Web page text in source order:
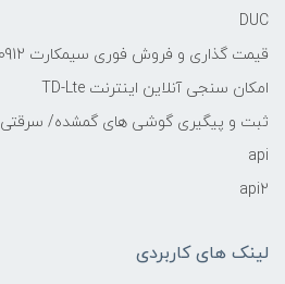
DUC
قیمت گذاری و فروش فوری سیمکارت 0912
امکان سنجی آنلاین اینترنت TD-Lte
ثبت و پیگیری گوشی های گمشده/ سرقتی
api
api2
لینک های کاربردی